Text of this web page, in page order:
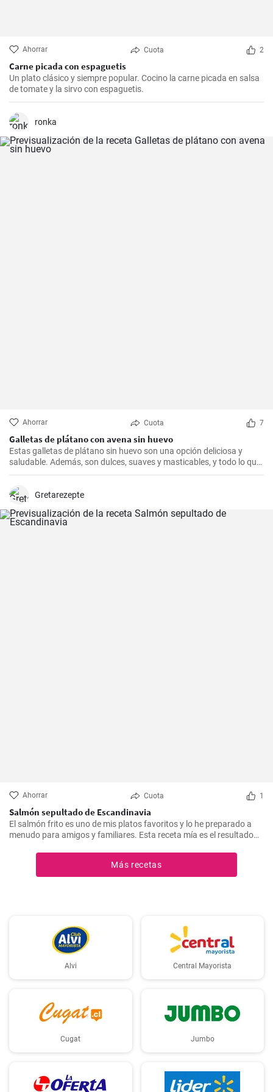
Ahorrar Cuota 2
Carne picada con espaguetis
Un plato clásico y siempre popular. Cocino la carne picada en salsa
de tomate y la sirvo con espaguetis.
ronka
Ahorrar Cuota 7
Galletas de plátano con avena sin huevo
Estas galletas de plátano sin huevo son una opción deliciosa y
saludable. Además, son dulces, suaves y masticables, y todo lo que
necesitas es un plátano, avena y un toque de edulcorante.
Gretarezepte
Ahorrar Cuota 1
Salmón sepultado de Escandinavia
El salmón frito es uno de mis platos favoritos y lo he preparado a
menudo para amigos y familiares. Esta receta mía es el resultado
que es increíblemente fácil de hacer y, a la vez, tan sabrosa e
impresionante. Un trozo de filete de salmón fresco se marina en un
encurtido picante y está listo para servir al cabo de dos días.
Más recetas
Alvi Central Mayorista
Cugat Jumbo